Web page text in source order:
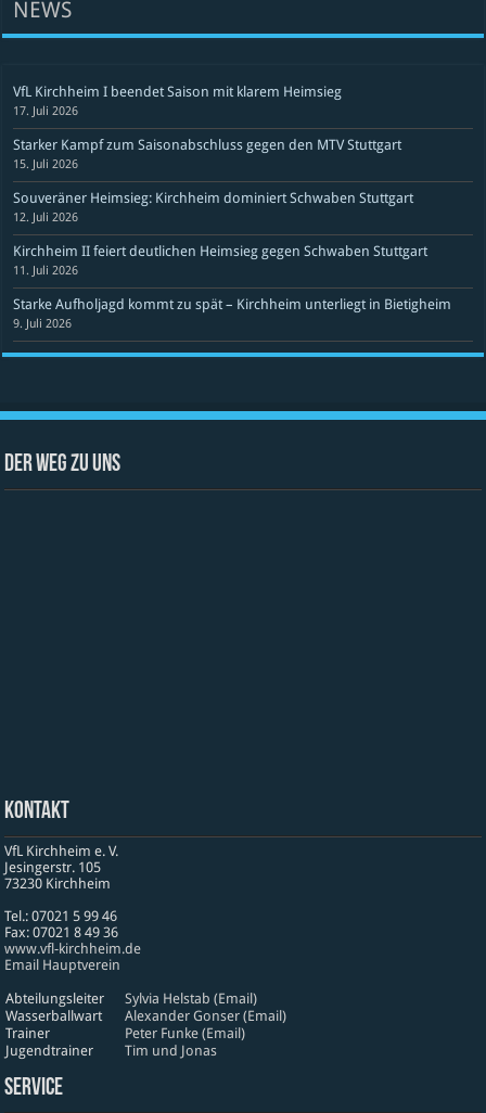
NEWS
VfL Kirchheim I beendet Saison mit klarem Heimsieg
17. Juli 2026
Starker Kampf zum Saisonabschluss gegen den MTV Stuttgart
15. Juli 2026
Souveräner Heimsieg: Kirchheim dominiert Schwaben Stuttgart
12. Juli 2026
Kirchheim II feiert deutlichen Heimsieg gegen Schwaben Stuttgart
11. Juli 2026
Starke Aufholjagd kommt zu spät – Kirchheim unterliegt in Bietigheim
9. Juli 2026
Der Weg zu uns
Kontakt
VfL Kirchheim e. V.
Jesinger­str. 105
73230 Kirch­heim
Tel.: 07021 5 99 46
Fax: 07021 8 49 36
www​.vfl​-kirch​heim​.de
Email Hauptverein
Abteilungsleiter
Sylvia Helstab (Email)
Wasserballwart
Alexander Gonser (Email)
Trainer
Peter Funke (Email)
Jugendtrainer
Tim und Jonas
Service